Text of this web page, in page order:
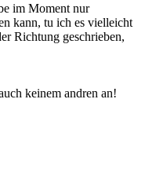
im Moment nur
kann, tu ich es vielleicht
Richtung geschrieben,
keinem andren an!